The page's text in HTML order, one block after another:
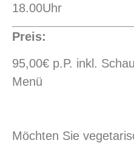
18.00Uhr
Preis:
95,00€ p.P. inkl.
Menü
Möchten Sie